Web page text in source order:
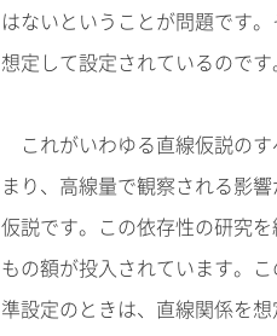
はないということが問題です
想定して設定されているのです
これがいわゆる直線仮説の
まり、高線量で観察される影
仮説です。この依存性の研究
もの額が投入されています。
準設定のときは、直線関係を想